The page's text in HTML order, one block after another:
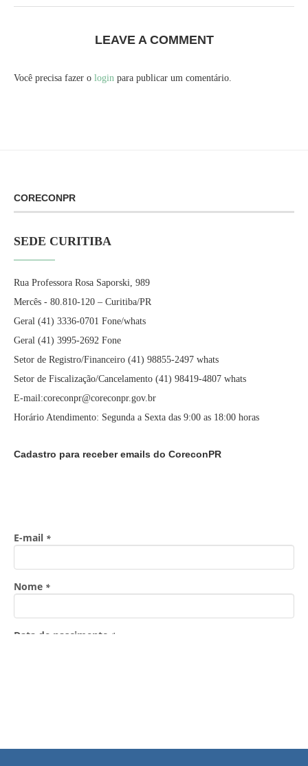
LEAVE A COMMENT
Você precisa fazer o login para publicar um comentário.
CORECONPR
SEDE CURITIBA
Rua Professora Rosa Saporski, 989
Mercês - 80.810-120 – Curitiba/PR
Geral (41) 3336-0701 Fone/whats
Geral (41) 3995-2692 Fone
Setor de Registro/Financeiro (41) 98855-2497 whats
Setor de Fiscalização/Cancelamento (41) 98419-4807 whats
E-mail:coreconpr@coreconpr.gov.br
Horário Atendimento: Segunda a Sexta das 9:00 as 18:00 horas
Cadastro para receber emails do CoreconPR